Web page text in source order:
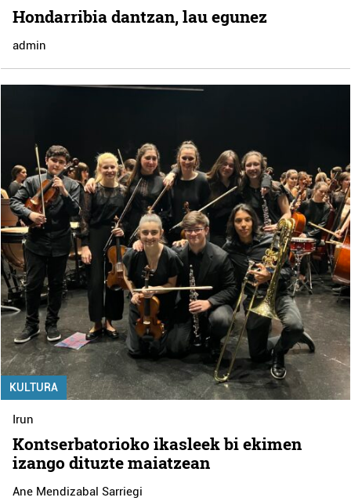
Hondarribia dantzan, lau egunez
admin
KULTURA
Irun
Kontserbatorioko ikasleek bi ekimen
izango dituzte maiatzean
Ane Mendizabal Sarriegi